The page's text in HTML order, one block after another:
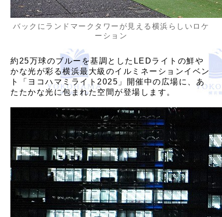
バックにランドマークタワーが見える横浜らしいロケ
ーション
約25万球のブルーを基調としたLEDライトの鮮や
かな光が彩る横浜最大級のイルミネーションイベン
ト「ヨコハマミライト2025」開催中の広場に、あ
たたかな光に包まれた空間が登場します。